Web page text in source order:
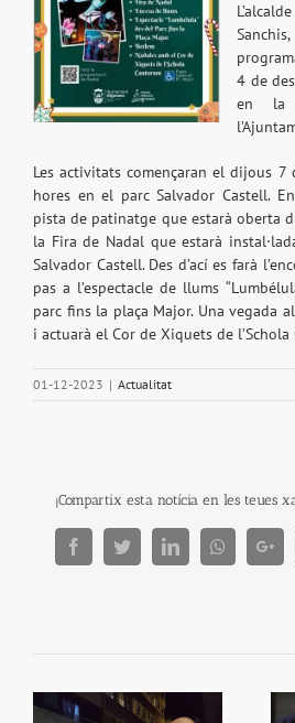
4 de
en la
Les activitats començaran el dijous 7
hores en el parc Salvador Castell.
pista de patinatge que estarà oberta
la Fira de Nadal que estarà
Salvador Castell. Des d’ací es farà
pas a l’espectacle de llums
parc fins la plaça Major. Una vegada
i actuarà el Cor de Xiquets de l’Schola
01-12-2023 | Actualitat
¡Compartix esta notícia en les teues
FacebookTwitterLinkedInWhatsapp